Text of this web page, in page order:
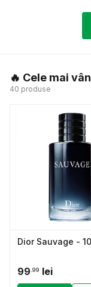
🔥 Cele mai
40 produse
Dior Sauvage -
99 .99 lei